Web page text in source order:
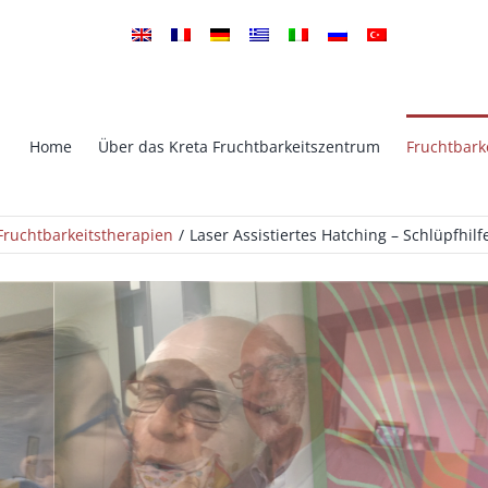
Home Über das Kreta Fruchtbarkeitszentrum
Fertilisation
ICSI Intrazytoplasmische
Injektion
Präimplantations
(PID)
PGS – Genetisches Screening
Implantation
– Eisprung
TESA-TESE ICSI
von Embryonen
Sperma Kryokonservierung –
Samenbank
Laser Assistiertes Hatching –